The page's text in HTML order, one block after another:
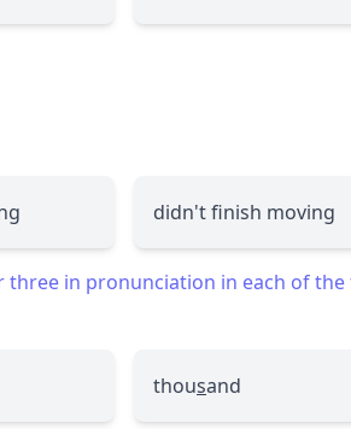
didn't finish moving
in pronunciation in each of
thousand